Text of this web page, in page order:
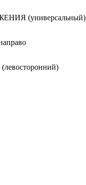
(универсальный)
(левосторонний)